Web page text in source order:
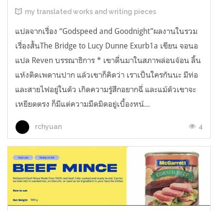
my translated works and writing pieces
แปลจากเรื่อง “Godspeed and Goodnight”ผลงานในรวม
เรื่องสั้นThe Bridge to Lucy Dunne Exurb1a เขียน จอนอ
แปล Reven บรรณาธิการ * เขาตื่นมาในสภาพล่อนจ้อน ลิ้น
แห้งติดเพดานปาก แล้วเขาก็คิดว่า เราเป็นใครกันนะ มีท่อ
และสายไฟอยู่ในตัว เกิดความรู้สึกอยากฉี่ และแม้ตัวเขาจะ
เหยียดตรง ก็มีแต่ความมืดมิดอยู่เบื้องหน้...
rchyuan 4